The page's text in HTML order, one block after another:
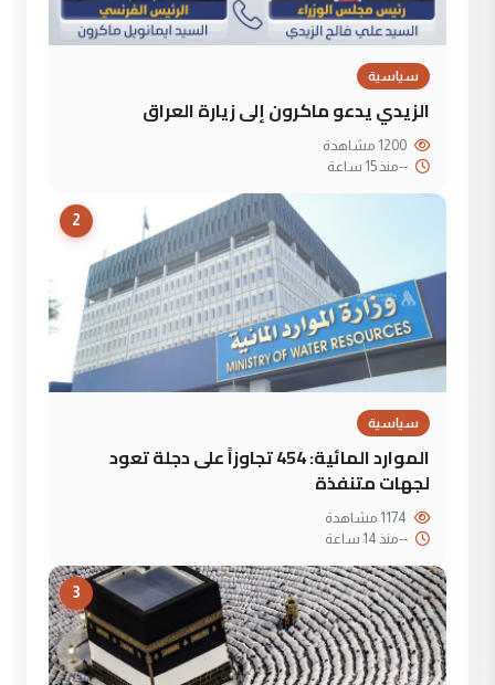
سياسية
الزيدي يدعو ماكرون إلى زيارة العراق
--منذ 15 ساعة
2
سياسية
الموارد المائية: 454 تجاوزاً على دجلة تعود
لجهات متنفذة
--منذ 14 ساعة
3